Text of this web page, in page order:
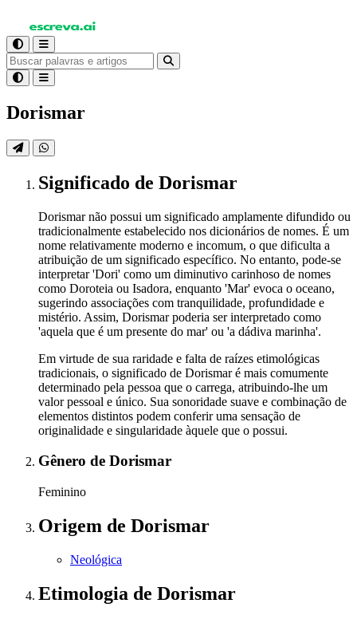
Dorismar
Significado de Dorismar
Dorismar não possui um significado amplamente difundido ou
tradicionalmente estabelecido nos dicionários de nomes. É um
nome relativamente moderno e incomum, o que dificulta a
atribuição de um significado específico. No entanto, pode-se
interpretar 'Dori' como um diminutivo carinhoso de nomes
como Doroteia ou Isadora, enquanto 'Mar' evoca o oceano,
sugerindo associações com tranquilidade, profundidade e
mistério. Assim, Dorismar poderia ser interpretado como
'aquela que é um presente do mar' ou 'a dádiva marinha'.
Em virtude de sua raridade e falta de raízes etimológicas
tradicionais, o significado de Dorismar é mais comumente
determinado pela pessoa que o carrega, atribuindo-lhe um
valor pessoal e único. Sua sonoridade suave e combinação de
elementos distintos podem conferir uma sensação de
originalidade e singularidade àquele que o possui.
Gênero de Dorismar
Feminino
Origem de Dorismar
Neológica
Etimologia de Dorismar